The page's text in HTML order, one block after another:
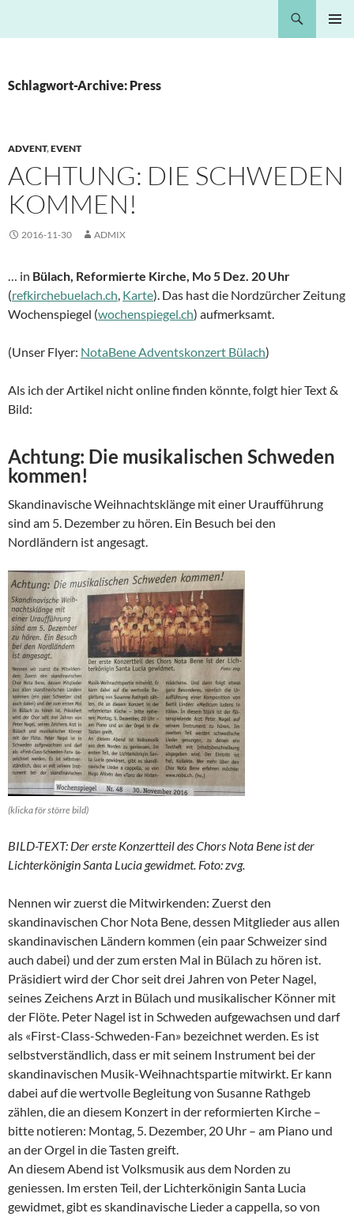
Schlagwort-Archive: Press
ADVENT,EVENT
ACHTUNG: DIE SCHWEDEN
KOMMEN!
2016-11-30 ADMIX
… in Bülach, Reformierte Kirche, Mo 5 Dez. 20 Uhr
(refkirchebuelach.ch, Karte). Das hast die Nordzürcher Zeitung
Wochenspiegel (wochenspiegel.ch) aufmerksamt.
(Unser Flyer: NotaBene Adventskonzert Bülach)
Als ich der Artikel nicht online finden könnte, folgt hier Text &
Bild:
Achtung: Die musikalischen Schweden
kommen!
Skandinavische Weihnachtsklänge mit einer Uraufführung
sind am 5. Dezember zu hören. Ein Besuch bei den
Nordländern ist angesagt.
(klicka för större bild)
BILD-TEXT: Der erste Konzertteil des Chors Nota Bene ist der
Lichterkönigin Santa Lucia gewidmet. Foto: zvg.
Nennen wir zuerst die Mitwirkenden: Zuerst den
skandinavischen Chor Nota Bene, dessen Mitglieder aus allen
skandinavischen Ländern kommen (ein paar Schweizer sind
auch dabei) und der zum ersten Mal in Bülach zu hören ist.
Präsidiert wird der Chor seit drei Jahren von Peter Nagel,
seines Zeichens Arzt in Bülach und musikalischer Könner mit
der Flöte. Peter Nagel ist in Schweden aufgewachsen und darf
als «First-Class-Schweden-Fan» bezeichnet werden. Es ist
selbstverständlich, dass er mit seinem Instrument bei der
skandinavischen Musik-Weihnachtspartie mitwirkt. Er kann
dabei auf die wertvolle Begleitung von Susanne Rathgeb
zählen, die an diesem Konzert in der reformierten Kirche –
bitte notieren: Montag, 5. Dezember, 20 Uhr – am Piano und
an der Orgel in die Tasten greift.
An diesem Abend ist Volksmusik aus dem Norden zu
geniessen. Im ersten Teil, der Lichterkönigin Santa Lucia
gewidmet, gibt es skandinavische Lieder a cappella, so von